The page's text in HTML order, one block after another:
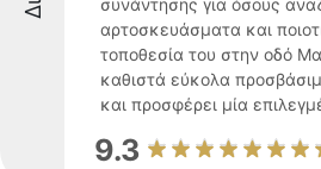
συνάντησης για όσους
αρτοσκευάσματα και
τοποθεσία του στην οδό
καθιστά εύκολα
και προσφέρει μία
9.3